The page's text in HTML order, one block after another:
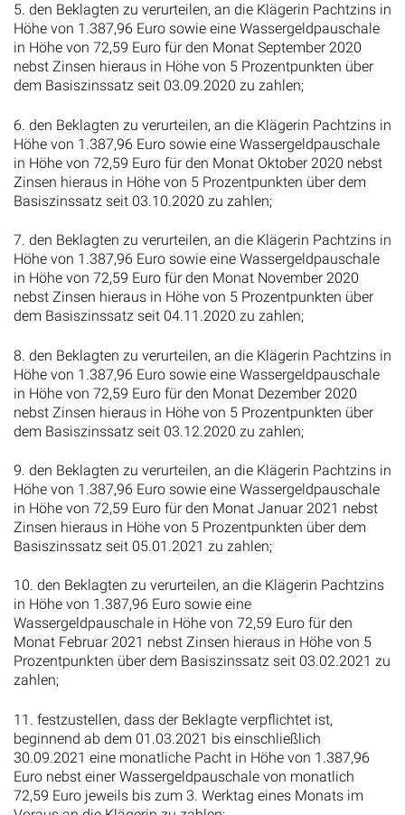
5. den Beklagten zu verurteilen, an die Klägerin Pachtzins in
Höhe von 1.387,96 Euro sowie eine Wassergeldpauschale
in Höhe von 72,59 Euro für den Monat September 2020
nebst Zinsen hieraus in Höhe von 5 Prozentpunkten über
dem Basiszinssatz seit 03.09.2020 zu zahlen;
6. den Beklagten zu verurteilen, an die Klägerin Pachtzins in
Höhe von 1.387,96 Euro sowie eine Wassergeldpauschale
in Höhe von 72,59 Euro für den Monat Oktober 2020 nebst
Zinsen hieraus in Höhe von 5 Prozentpunkten über dem
Basiszinssatz seit 03.10.2020 zu zahlen;
7. den Beklagten zu verurteilen, an die Klägerin Pachtzins in
Höhe von 1.387,96 Euro sowie eine Wassergeldpauschale
in Höhe von 72,59 Euro für den Monat November 2020
nebst Zinsen hieraus in Höhe von 5 Prozentpunkten über
dem Basiszinssatz seit 04.11.2020 zu zahlen;
8. den Beklagten zu verurteilen, an die Klägerin Pachtzins in
Höhe von 1.387,96 Euro sowie eine Wassergeldpauschale
in Höhe von 72,59 Euro für den Monat Dezember 2020
nebst Zinsen hieraus in Höhe von 5 Prozentpunkten über
dem Basiszinssatz seit 03.12.2020 zu zahlen;
9. den Beklagten zu verurteilen, an die Klägerin Pachtzins in
Höhe von 1.387,96 Euro sowie eine Wassergeldpauschale
in Höhe von 72,59 Euro für den Monat Januar 2021 nebst
Zinsen hieraus in Höhe von 5 Prozentpunkten über dem
Basiszinssatz seit 05.01.2021 zu zahlen;
10. den Beklagten zu verurteilen, an die Klägerin Pachtzins
in Höhe von 1.387,96 Euro sowie eine
Wassergeldpauschale in Höhe von 72,59 Euro für den
Monat Februar 2021 nebst Zinsen hieraus in Höhe von 5
Prozentpunkten über dem Basiszinssatz seit 03.02.2021 zu
zahlen;
11. festzustellen, dass der Beklagte verpflichtet ist,
beginnend ab dem 01.03.2021 bis einschließlich
30.09.2021 eine monatliche Pacht in Höhe von 1.387,96
Euro nebst einer Wassergeldpauschale von monatlich
72,59 Euro jeweils bis zum 3. Werktag eines Monats im